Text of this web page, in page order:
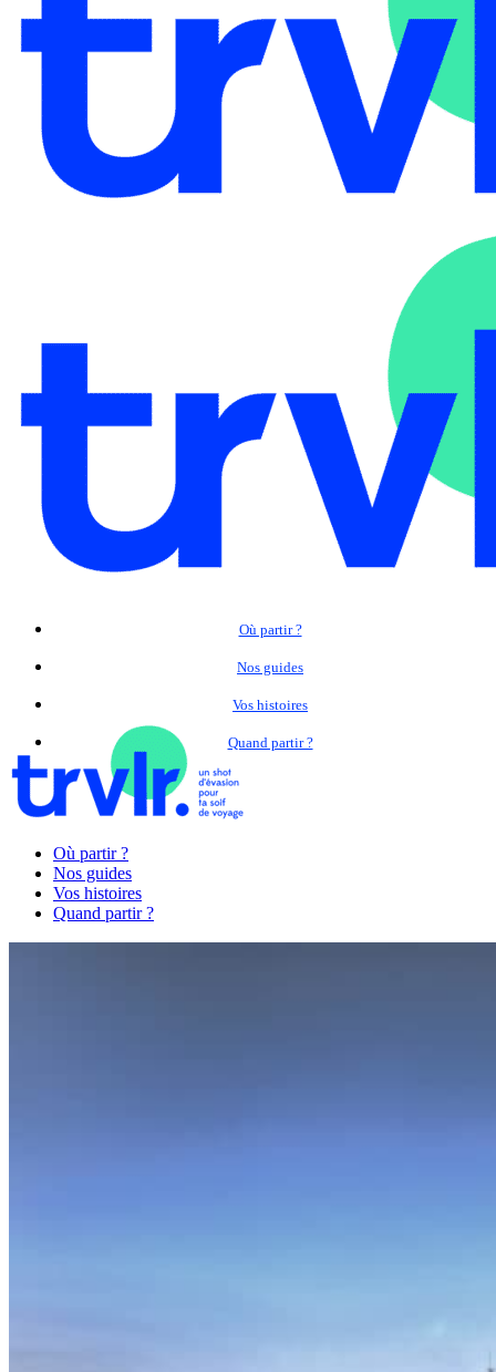
Où partir ?
Nos guides
Vos histoires
Quand partir ?
Où partir ?
Nos guides
Vos histoires
Quand partir ?